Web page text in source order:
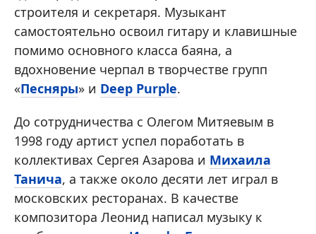
строителя и секретаря. Музыкант
самостоятельно освоил гитару и клавишные
помимо основного класса баяна, а
вдохновение черпал в творчестве групп
«Песняры» и Deep Purple.
До сотрудничества с Олегом Митяевым в
1998 году артист успел поработать в
коллективах Сергея Азарова и Михаила
Танича, а также около десяти лет играл в
московских ресторанах. В качестве
композитора Леонид написал музыку к